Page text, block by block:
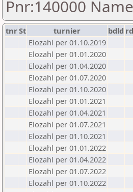
Pnr:140000
tnrSt turnier bdld rd
Elozahl per 01.10.2019
Elozahl per 01.01.2020
Elozahl per 01.04.2020
Elozahl per 01.07.2020
Elozahl per 01.10.2020
Elozahl per 01.01.2021
Elozahl per 01.04.2021
Elozahl per 01.07.2021
Elozahl per 01.10.2021
Elozahl per 01.01.2022
Elozahl per 01.04.2022
Elozahl per 01.07.2022
Elozahl per 01.10.2022